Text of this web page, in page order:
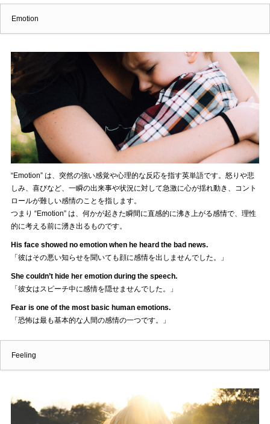
Emotion
“Emotion” は、突然の強い感覚や心理的な反応を指す英単語です。怒りや悲
しみ、喜びなど、一瞬の出来事や状況に対して急激に心が揺れ動き、コント
ロールが難しい感情のことを指します。
つまり “Emotion” は、何かが起きた瞬間に直感的に沸き上がる感情で、理性
的に考える前に湧き出るものです。
His face showed no emotion when he heard the bad news.
「彼はその悪い知らせを聞いても顔に感情を出しませんでした。」
She couldn’t hide her emotion during the speech.
「彼女はスピーチ中に感情を隠せませんでした。」
Fear is one of the most basic human emotions.
「恐怖は最も基本的な人間の感情の一つです。」
Feeling